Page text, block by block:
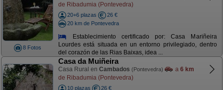
8 Fotos
de Ribadumia (Pontevedra)
20+6 plazas
26 €
20 km de Pontevedra
Establecimiento certificado por: Casa Mariñeira
Lourdes está situada en un entorno privilegiado, dentro
del corazón de las Rias Baixas, idea ...
Casa da Muiñeira
Casa Rural en Cambados (Pontevedra) a 6 km
de Ribadumia (Pontevedra)
10 plazas
26 €